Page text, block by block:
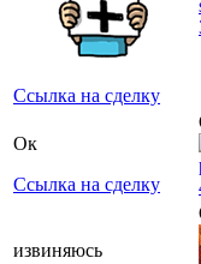
Ссылка на сделку
Ок
Ссылка на сделку
извиняюсь